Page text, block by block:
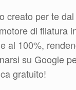
creato per te
di filatura
al 100%,
su Google
gratuito!